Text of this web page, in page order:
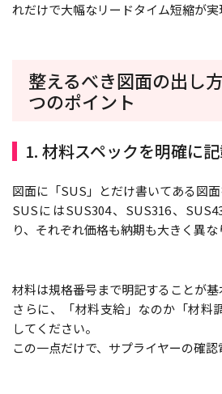
れだけで大幅なリードタイム短縮が実
整えるべき図面の出し
つのポイント
1. 材料スペックを明確に
図面に「SUS」とだけ書いてある図面
SUSにはSUS304、SUS316、
り、それぞれ価格も納期も大きく異な
材料は規格番号まで明記することが基
さらに、「材料支給」なのか「材料
してください。
この一点だけで、サプライヤーの確認